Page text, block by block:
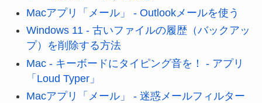
Macアプリ「メール」 - Outlookメールを使う
Windows 11 - 古いファイルの履歴（バックアッ
プ）を削除する方法
Mac - キーボードにタイピング音を！ - アプリ
「Loud Typer」
Macアプリ「メール」 - 迷惑メールフィルター